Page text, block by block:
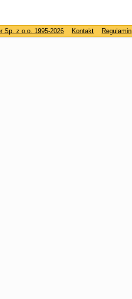
Sp. z o.o. 1995-2026 Kontakt Regulamin